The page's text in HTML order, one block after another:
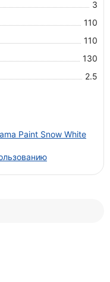
3
110
110
130
2.5
Paint Snow White